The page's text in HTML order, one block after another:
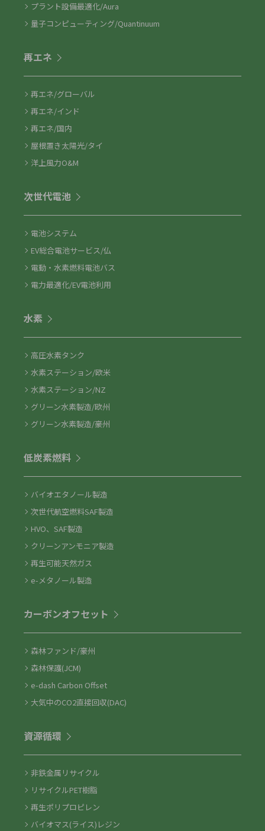
プラント設備最適化/Aura
量子コンピューティング/Quantinuum
再エネ
再エネ/グローバル
再エネ/インド
再エネ/国内
屋根置き太陽光/タイ
洋上風力O&M
次世代電池
電池システム
EV総合電池サービス/仏
電動・水素燃料電池バス
電力最適化/EV電池利用
水素
高圧水素タンク
水素ステーション/欧米
水素ステーション/NZ
グリーン水素製造/欧州
グリーン水素製造/豪州
低炭素燃料
バイオエタノール製造
次世代航空燃料SAF製造
HVO、SAF製造
クリーンアンモニア製造
再生可能天然ガス
e-メタノール製造
カーボンオフセット
森林ファンド/豪州
森林保護(JCM)
e-dash Carbon Offset
大気中のCO2直接回収(DAC)
資源循環
非鉄金属リサイクル
リサイクルPET樹脂
再生ポリプロピレン
バイオマス(ライス)レジン